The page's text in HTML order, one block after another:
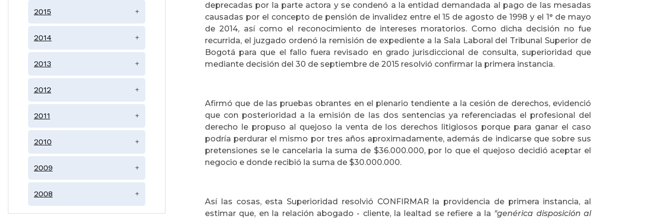
2015 +
2014 +
2013 +
2012 +
2011 +
2010 +
2009 +
2008 +
deprecadas por la parte actora y se condenó a la entidad demandada al pago de las mesadas
causadas por el concepto de pensión de invalidez entre el 15 de agosto de 1998 y el 1° de mayo
de 2014, así como el reconocimiento de intereses moratorios. Como dicha decisión no fue
recurrida, el juzgado ordenó la remisión de expediente a la Sala Laboral del Tribunal Superior de
Bogotá para que el fallo fuera revisado en grado jurisdiccional de consulta, superioridad que
mediante decisión del 30 de septiembre de 2015 resolvió confirmar la primera instancia.
Afirmó que de las pruebas obrantes en el plenario tendiente a la cesión de derechos, evidenció
que con posterioridad a la emisión de las dos sentencias ya referenciadas el profesional del
derecho le propuso al quejoso la venta de los derechos litigiosos porque para ganar el caso
podría perdurar el mismo por tres años aproximadamente, además de indicarse que sobre sus
pretensiones se le cancelaria la suma de $36.000.000, por lo que el quejoso decidió aceptar el
negocio e donde recibió la suma de $30.000.000.
Así las cosas, esta Superioridad resolvió CONFIRMAR la providencia de primera instancia, al
estimar que, en la relación abogado - cliente, la lealtad se refiere a la "genérica disposición al